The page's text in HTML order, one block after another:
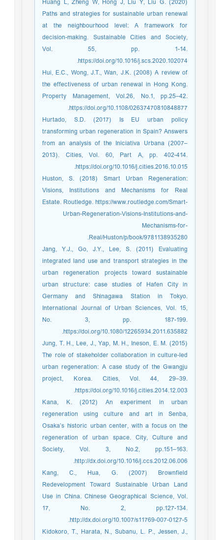
Huang L, Zheng W, Hong J, Liu Y, Liu G. (2020)
Paths and strategies for sustainable urban renewal
at the neighbourhood level: A framework for
decision-making. Sustainable Cities and Society,
Vol. 55, pp. 1-14.
https://doi.org/10.1016/j.scs.2020.102074.
Hui, E.C., Wong, J.T., Wan, J.K. (2008) A review of
the effectiveness of urban renewal in Hong Kong.
Property Management, Vol.26, No.1, pp.25–42.
https://doi.org/10.1108/02637470810848877.
Hurtado, S.D. (2017) Is EU urban policy
transforming urban regeneration in Spain? Answers
from an analysis of the Iniciativa Urbana (2007–
2013). Cities, Vol. 60, Part A, pp. 402-414.
https://doi.org/10.1016/j.cities.2016.10.015.
Huston, S. (2018) Smart Urban Regeneration:
Visions, Institutions and Mechanisms for Real
Estate. Routledge. https://www.routledge.com/Smart-
Urban-Regeneration-Visions-Institutions-and-
Mechanisms-for-
Real/Huston/p/book/9781138935280.
Jang, Y.J., Go, J.Y., Lee, S. (2011) Evaluating
integrated land use and transport strategies in the
urban regeneration projects toward sustainable
urban structure: case studies of Hafen City in
Germany and Shinagawa Station in Tokyo.
International Journal of Urban Sciences, Vol. 15,
No. 3, pp. 187-199.
https://doi.org/10.1080/12265934.2011.635882.
Jung, T. H., Lee, J., Yap, M. H., Ineson, E. M. (2015)
The role of stakeholder collaboration in culture-led
urban regeneration: A case study of the Gwangju
project, Korea. Cities, Vol. 44, 29–39.
https://doi.org/10.1016/j.cities.2014.12.003.
Kana, K. (2012) An experiment in urban
regeneration using culture and art in Senba,
Osaka’s historic urban center, with a focus on the
regeneration of urban space. City, Culture and
Society, Vol. 3, No.2, pp.151–163.
http://dx.doi.org/10.1016/j.ccs.2012.06.006.
Kang, C., Hua, G. (2007) Brownfield
Redevelopment Toward Sustainable Urban Land
Use in China. Chinese Geographical Science, Vol.
17, No. 2, pp.127-134.
http://dx.doi.org/10.1007/s11769-007-0127-5.
Kidokoro, T., Harata, N., Subanu, L. P., Jessen, J.,